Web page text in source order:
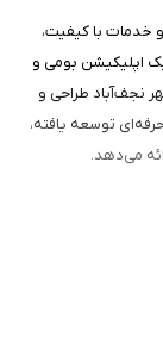
خدمات با کیفیت،
اپلیکیشن بومی و
نجف‌آباد طراحی و
توسعه یافته،
می‌دهد.